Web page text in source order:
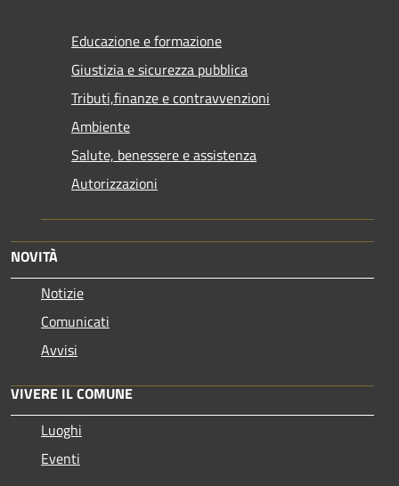
Educazione e formazione
Giustizia e sicurezza pubblica
Tributi,finanze e contravvenzioni
Ambiente
Salute, benessere e assistenza
Autorizzazioni
NOVITÀ
Notizie
Comunicati
Avvisi
VIVERE IL COMUNE
Luoghi
Eventi